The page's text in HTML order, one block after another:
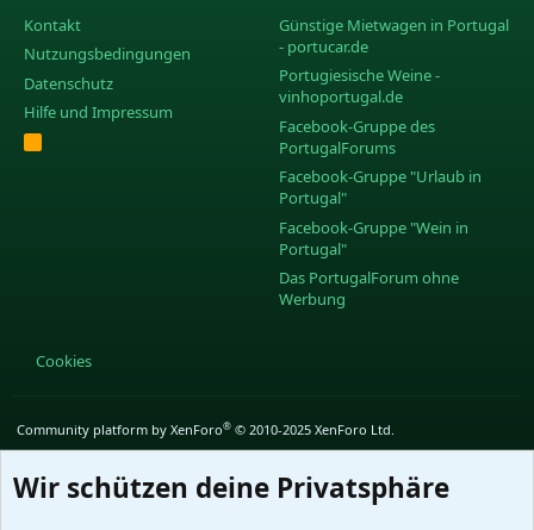
Kontakt
Nutzungsbedingungen
Datenschutz
Hilfe und Impressum
R
S
Günstige Mietwagen in Portugal
- portucar.de
Portugiesische Weine -
vinhoportugal.de
Facebook-Gruppe des
PortugalForums
Facebook-Gruppe "Urlaub in
Portugal"
Facebook-Gruppe "Wein in
Portugal"
Das PortugalForum ohne
Werbung
Cookies
Community platform by XenForo® © 2010-2025 XenForo Ltd.
Wir schützen deine Privatsphäre